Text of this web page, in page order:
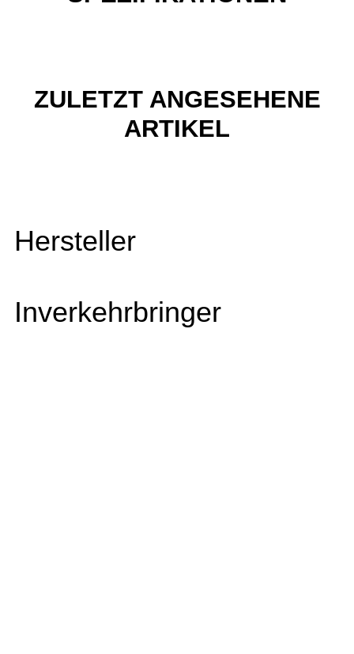
ZULETZT ANGESEHENE
ARTIKEL
Hersteller
Inverkehrbringer